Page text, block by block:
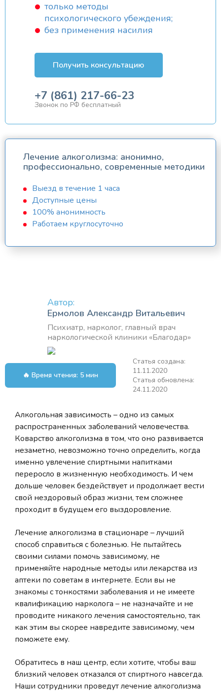
только методы
психологического убеждения;
без применения насилия
Получить консультацию
+7 (861) 217-66-23
Звонок по РФ бесплатный
Лечение алкоголизма: анонимно,
профессионально, современные методики
Выезд в течение 1 часа
Доступные цены
100% анонимность
Работаем круглосуточно
Автор:
Ермолов Александр Витальевич
Психиатр, нарколог, главный врач
наркологической клиники «Благодар»
🔥 Время чтения: 5 мин
Статья создана:
11.11.2020
Статья обновлена:
24.11.2020
Алкогольная зависимость – одно из самых
распространенных заболеваний человечества.
Коварство алкоголизма в том, что оно развивается
незаметно, невозможно точно определить, когда
именно увлечение спиртными напитками
переросло в жизненную необходимость. И чем
дольше человек бездействует и продолжает вести
свой нездоровый образ жизни, тем сложнее
проходит в будущем его выздоровление.
Лечение алкоголизма в стационаре – лучший
способ справиться с болезнью. Не пытайтесь
своими силами помочь зависимому, не
применяйте народные методы или лекарства из
аптеки по советам в интернете. Если вы не
знакомы с тонкостями заболевания и не имеете
квалификацию нарколога – не назначайте и не
проводите никакого лечения самостоятельно, так
как этим вы скорее навредите зависимому, чем
поможете ему.
Обратитесь в наш центр, если хотите, чтобы ваш
близкий человек отказался от спиртного навсегда.
Наши сотрудники проведут лечение алкоголизма